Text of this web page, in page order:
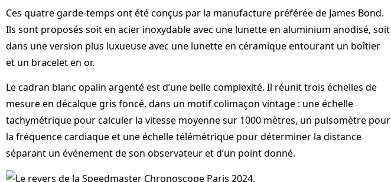
Ces quatre garde-temps ont été conçus par la manufacture préférée de James Bond.
Ils sont proposés soit en acier inoxydable avec une lunette en aluminium anodisé, soit
dans une version plus luxueuse avec une lunette en céramique entourant un boîtier
et un bracelet en or.
Le cadran blanc opalin argenté est d’une belle complexité. Il réunit trois échelles de
mesure en décalque gris foncé, dans un motif colimaçon vintage : une échelle
tachymétrique pour calculer la vitesse moyenne sur 1000 mètres, un pulsomètre pour
la fréquence cardiaque et une échelle télémétrique pour déterminer la distance
séparant un événement de son observateur et d’un point donné.